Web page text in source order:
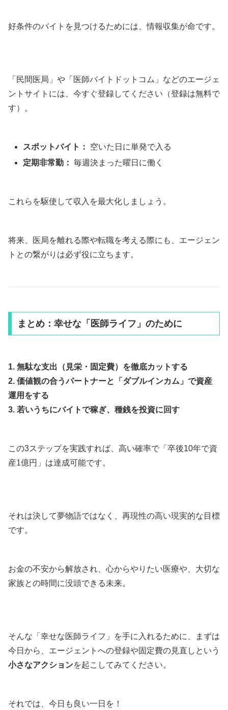
好条件のバイトを見つけるためには、情報収集が命です。
「民間医局」や「医師バイトドットコム」などのエージェ
ントサイトには、今すぐ登録してください（登録は無料で
す）。
スポットバイト：
空いた日に単発で入る
定期非常勤： 毎週決まった曜日に働く
これらを駆使して収入を最大化しましょう。
将来、医局を離れる際や転職を考える際にも、エージェン
トとの繋がりは必ず役に立ちます。
まとめ：幸せな「医師ライフ」のために
1. 無駄な支出（見栄・固定費）を徹底カットする
2. 価値観の合うパートナーと「ダブルインカム」で資産
運用をする
3. 若いうちにバイトで稼ぎ、種銭を投資に回す
この3ステップを実践すれば、高い確率で「卒後10年で資
産1億円」は達成可能です。
それは決して夢物語ではなく、再現性の高い現実的な目標
です。
お金の不安から解放され、心からやりたい医療や、大切な
家族との時間に没頭できる未来。
そんな「幸せな医師ライフ」を手に入れるために、まずは
今日から、エージェントへの登録や固定費の見直しという
小さなアクションを起こしてみてください。
それでは、今日も良い一日を！